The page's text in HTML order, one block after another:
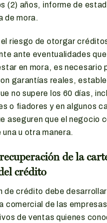
(2) años, informe de
de mora.
riesgo de otorgar
ante eventualidades que
en mora, es necesario
garantías reales,
no supere los 60 días,
o fiadores y en algunos
aseguren que el negocio
una u otra manera.
de la
crédito
de crédito debe
comercial de las
de ventas quienes